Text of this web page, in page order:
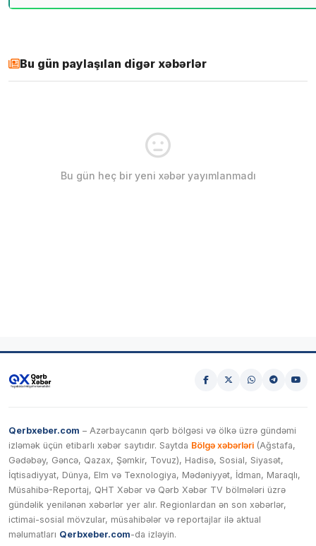
Bu gün paylaşılan digər xəbərlər
Bu gün heç bir yeni xəbər yayımlanmadı
Qerbxeber.com – Azərbaycanın qərb bölgəsi və ölkə üzrə gündəmi
izləmək üçün etibarlı xəbər saytıdır. Saytda Bölgə xəbərləri (Ağstafa,
Gədəbəy, Gəncə, Qazax, Şəmkir, Tovuz), Hadisə, Sosial, Siyasət,
İqtisadiyyat, Dünya, Elm və Texnologiya, Mədəniyyət, İdman, Maraqlı,
Müsahibə-Reportaj, QHT Xəbər və Qərb Xəbər TV bölmələri üzrə
gündəlik yenilənən xəbərlər yer alır. Regionlardan ən son xəbərlər,
ictimai-sosial mövzular, müsahibələr və reportajlar ilə aktual
məlumatları Qerbxeber.com-da izləyin.